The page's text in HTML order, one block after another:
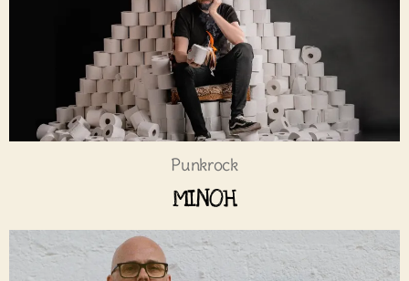
Punkrock
MINOH